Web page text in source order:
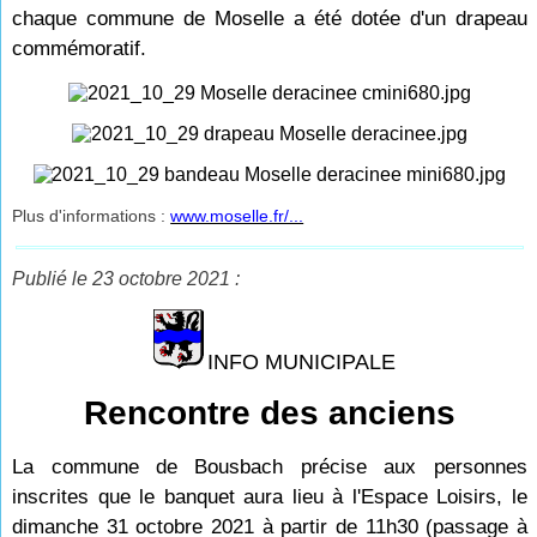
chaque commune de Moselle a été dotée d'un drapeau
commémoratif.
Plus d'informations :www.moselle.fr/...
Publié le 23 octobre 2021 :
INFO MUNICIPALE
Rencontre des anciens
La commune de Bousbach précise aux personnes
inscrites que le banquet aura lieu à l'Espace Loisirs, le
dimanche 31 octobre 2021 à partir de 11h30 (passage à